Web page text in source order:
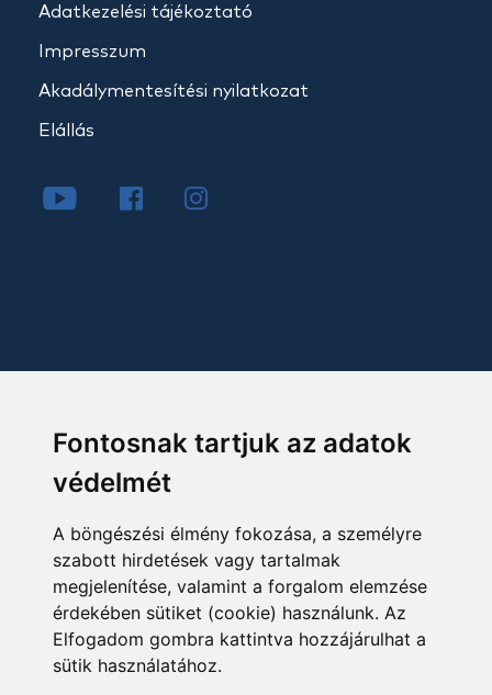
Fontosnak tartjuk az adatok
védelmét
A böngészési élmény fokozása, a személyre
szabott hirdetések vagy tartalmak
megjelenítése, valamint a forgalom elemzése
érdekében sütiket (cookie) használunk. Az
Elfogadom gombra kattintva hozzájárulhat a
sütik használatához.
Adatkezelési tájékoztató
Impresszum
Akadálymentesítési nyilatkozat
Elállás